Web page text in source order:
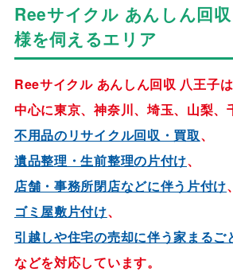
Reeサイクル あんしん回
様を伺えるエリア
Reeサイクル あんしん回収 八王子
中心に東京、神奈川、埼玉、山梨、
不用品のリサイクル回収・買取、
遺品整理・生前整理の片付け、
店舗・事務所閉店などに伴う片付け、
ゴミ屋敷片付け、
引越しや住宅の売却に伴う家まるご
などを対応しています。